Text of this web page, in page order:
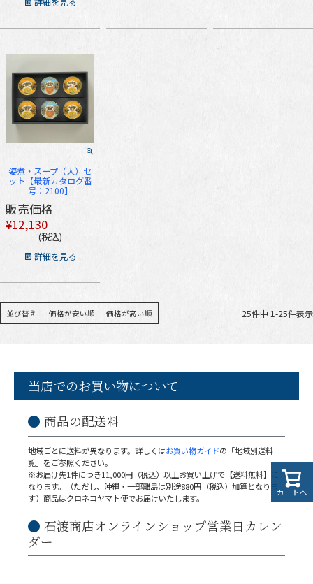
姿煮・スープ（大）セ
ット【最新カタログ番
号：2100】
販売価格
¥12,130
税込
詳細を見る
並び替え 価格が安い順 価格が高い順 25件中 1-25件表示
カートへ
当店でのお買い物について
商品の配送料
地域ごとに送料が異なります。詳しくはお買い物ガイドの「地域別送料一
覧」をご参照ください。
※お届け先1件につき11,000円（税込）以上お買い上げで【送料無料】に
なります。（ただし、沖縄・一部離島は別途880円（税込）加算となりま
す）商品はクロネコヤマト便でお届けいたします。
石渡商店オンラインショップ営業日カレン
ダー